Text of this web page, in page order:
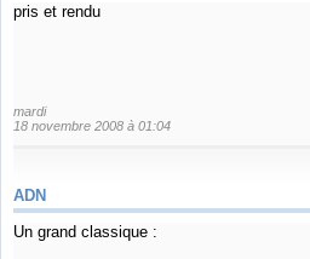
pris et rendu
mardi
18 novembre 2008 à 01:04
ADN
Un grand classique :